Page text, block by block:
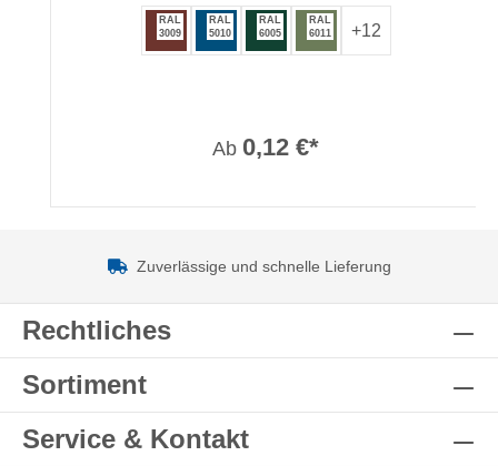
RAL
3009
RAL
5010
RAL
6005
RAL
6011
+12
Ab 0,12 €*
Zuverlässige und schnelle Lieferung
Rechtliches
Sortiment
Service & Kontakt